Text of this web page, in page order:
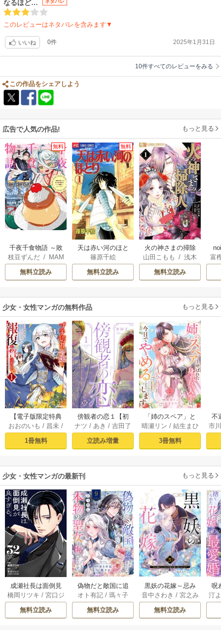
なるほど… ネタバレ
このレビューはネタバレを含みます▼
いいね 0件 2025年1月31日
10件すべてのレビューをみる
この作品をシェアしよう
広告で人気の作品! もっと見る
無料
千夜千食物語 ～敗
国の姫ですが氷の
皇子殿下がどうも
溺愛してくれてい
枝豆ずんだ/ MAM
AKOTO/鴉羽凛燈
無料立読み
無料
天は赤い河のほと
り
篠原千絵
無料立読み
火の神さまの掃除
人ですが、いつの
間にか花嫁として
溺愛されています
山田こもも /浅木
伊都/SNC
無料立読み
富
少女・女性マンガの無料作品 もっと見る
【電子版限定特典
付き】ブチ切れ令
嬢は報復を誓いま
した。1～魔導書の
します～
おおのいも / 昌未 /
はぐれメタボ
1冊無料
傍観者の恋１【初
回限定ペーパー
付】【電子限定特
典付】【シーモア
ナツ /あき /吉田了
立読み増量
「姉のスペア」と
呼ばれた身代わり
人生は、今日でや
めることにします
喫中なので、今さ
ら真の聖女と言わ
れても知りませ
ん！～ 1巻
晴瀬リン / 結生まひ
ろ
3冊無料
不
ー
市
少女・女性マンガの最新刊 もっと見る
成瀬社長は面倒見
が良すぎる。【単
話版】 52巻
橋岡リツキ / 宮口ジ
ュン/COMIC ROO
M
無料立読み
偽物だと敵国に追
放されましたが、
どうやら本物の聖
女は私のようで
オト有記 /瑪々子
無料立読み
黒妖の花嫁～忌み
嫌われた私が冷酷
大尉に愛されるま
で～ 20巻
音中さわき / 宮之み
やこ
無料立読み
呪
ら
汀